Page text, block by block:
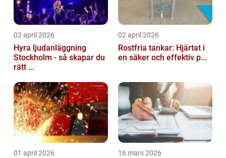
02 april 2026
Hyra ljudanläggning
Stockholm - så skapar du
rätt ...
02 april 2026
Rostfria tankar: Hjärtat i
en säker och effektiv p...
01 april 2026 16 mars 2026